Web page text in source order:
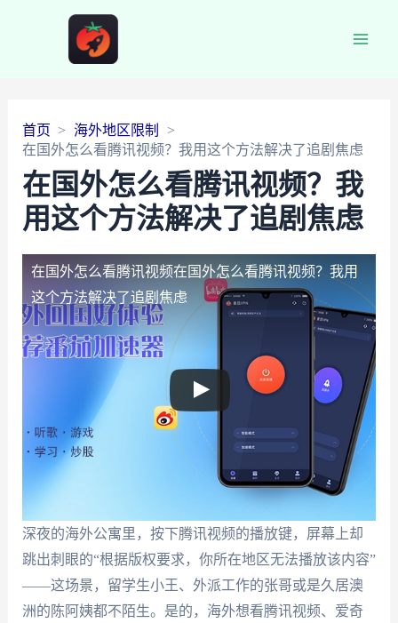
首页
海外地区限制
在国外怎么看腾讯视频？我用这个方法解决了追剧焦虑
在国外怎么看腾讯视频？我
用这个方法解决了追剧焦虑
在国外怎么看腾讯视频在国外怎么看腾讯视频？我用
这个方法解决了追剧焦虑
深夜的海外公寓里，按下腾讯视频的播放键，屏幕上却
跳出刺眼的“根据版权要求，你所在地区无法播放该内容”
——这场景，留学生小王、外派工作的张哥或是久居澳
洲的陈阿姨都不陌生。是的，海外想看腾讯视频、爱奇